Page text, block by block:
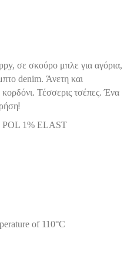
σε σκούρο μπλε για αγόρια,
denim. Άνετη και
Τέσσερις τσέπες. Ένα
!
1% ELAST
of 110°C